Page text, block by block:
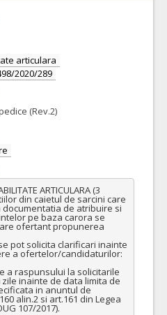
articulara
2020/289
(Rev.2)
ARTICULARA (3
din caietul de sarcini care
de atribuire si
pe baza carora se
ofertant propunerea
pot solicita clarificari inainte
a ofertelor/candidaturilor:
a raspunsului la solicitarile
zile inainte de data limita de
in anuntul de
alin.2 si art.161 din Legea
107/2017).